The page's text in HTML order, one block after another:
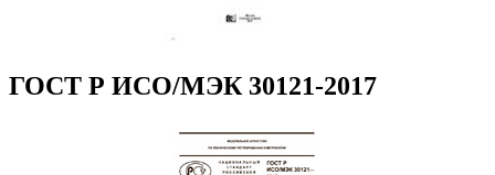
ГОСТ Р ИСО/МЭК 30121-2017